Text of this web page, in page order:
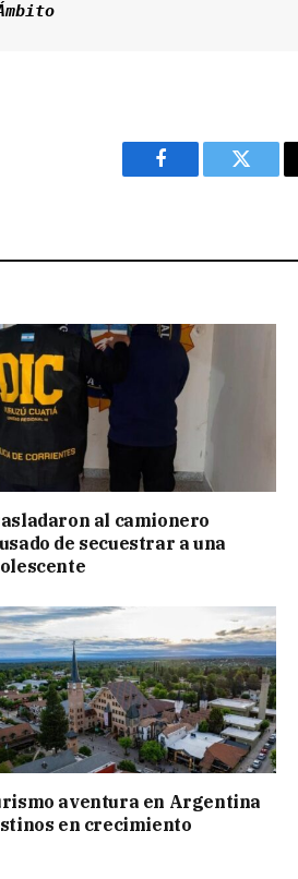
Facebook Twitter
al camionero
de secuestrar a una
aventura en Argentina
en crecimiento